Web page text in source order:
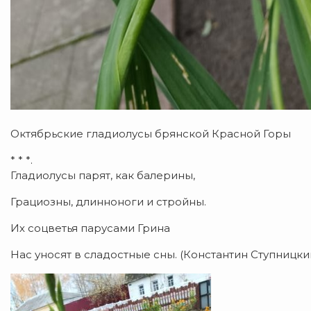
Октябрьские гладиолусы брянской Красной Горы
* * *.
Гладиолусы парят, как балерины,
Грациозны, длинноноги и стройны.
Их соцветья парусами Грина
Нас уносят в сладостные сны. (Константин